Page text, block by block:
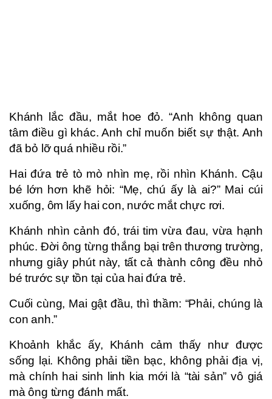
Khánh lắc đầu, mắt hoe đỏ. “Anh không quan
tâm điều gì khác. Anh chỉ muốn biết sự thật. Anh
đã bỏ lỡ quá nhiều rồi.”
Hai đứa trẻ tò mò nhìn mẹ, rồi nhìn Khánh. Cậu
bé lớn hơn khẽ hỏi: “Mẹ, chú ấy là ai?” Mai cúi
xuống, ôm lấy hai con, nước mắt chực rơi.
Khánh nhìn cảnh đó, trái tim vừa đau, vừa hạnh
phúc. Đời ông từng thắng bại trên thương trường,
nhưng giây phút này, tất cả thành công đều nhỏ
bé trước sự tồn tại của hai đứa trẻ.
Cuối cùng, Mai gật đầu, thì thầm: “Phải, chúng là
con anh.”
Khoảnh khắc ấy, Khánh cảm thấy như được
sống lại. Không phải tiền bạc, không phải địa vị,
mà chính hai sinh linh kia mới là “tài sản” vô giá
mà ông từng đánh mất.